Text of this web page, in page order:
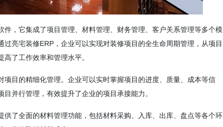
件，它集成了项目管理、材料管理、财务管理、客户关系管理等多个模
亮宅装修ERP，企业可以实现对装修项目的全生命周期管理，从项目
了工作效率和管理水平。
目的精细化管理。企业可以实时掌握项目的进度、质量、成本等信
并行管理，有效提升了企业的项目承接能力。
了全面的材料管理功能，包括材料采购、入库、出库、盘点等各个环